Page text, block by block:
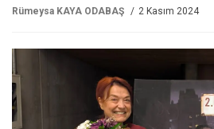
Rümeysa KAYA ODABAŞ 2 Kasım 2024